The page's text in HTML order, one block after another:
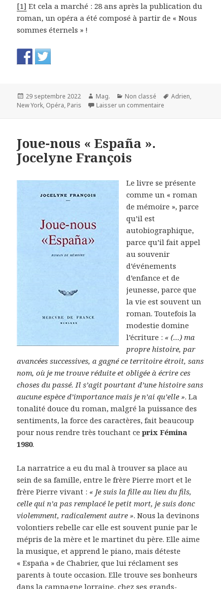
[1] Et cela a marché : 28 ans après la publication du
roman, un opéra a été composé à partir de « Nous
sommes éternels » !
Publié
le
29 septembre 2022 Auteur
Mag. Catégories
Non classé
Mots-
Adrien,
New York, Opéra, Paris Laisser un commentaire
Joue-nous « España ».
Jocelyne François
Le livre se présente
comme un « roman
de mémoire », parce
qu’il est
autobiographique,
parce qu’il fait appel
au souvenir
d’événements
d’enfance et de
jeunesse, parce que
la vie est souvent un
roman. Toutefois la
modestie domine
l’écriture : « (…) ma
propre histoire, par
avancées successives, a gagné ce territoire étroit, sans
nom, où je me trouve réduite et obligée à écrire ces
choses du passé. Il s’agit pourtant d’une histoire sans
aucune espèce d’importance mais je n’ai qu’elle ». La
tonalité douce du roman, malgré la puissance des
sentiments, la force des caractères, fait beaucoup
pour nous rendre très touchant ceprix Fémina
1980.
La narratrice a eu du mal à trouver sa place au
sein de sa famille, entre le frère Pierre mort et le
frère Pierre vivant : « Je suis la fille au lieu du fils,
celle qui n’a pas remplacé le petit mort, je suis donc
violemment, radicalement autre ». Nous la devinons
volontiers rebelle car elle est souvent punie par le
mépris de la mère et le martinet du père. Elle aime
la musique, et apprend le piano, mais déteste
« España » de Chabrier, que lui réclament ses
parents à toute occasion. Elle trouve ses bonheurs
dans la campagne lorraine, chez ses grands-